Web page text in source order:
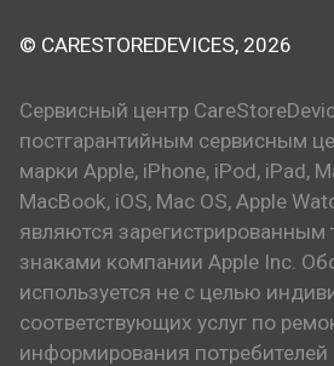
© CARESTOREDEVICES, 2026
Сервисный центр
постгарантийным сервисным
марки Apple, iPhone, iPod, iPad,
MacBook, iOS, Mac OS, Apple
являются
знаками компании Apple Inc.
используется не с целью
соответствующих услуг по
информирования потребителей